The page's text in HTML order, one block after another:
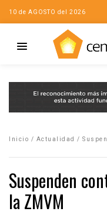
10 de AGOSTO del 2026
Inicio / Actualidad /
Suspenden
la ZMVM